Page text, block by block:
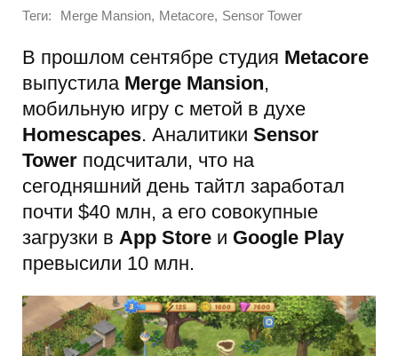
Теги: Merge Mansion, Metacore, Sensor Tower
В прошлом сентябре студия Metacore
выпустила Merge Mansion,
мобильную игру с метой в духе
Homescapes. Аналитики Sensor
Tower подсчитали, что на
сегодняшний день тайтл заработал
почти $40 млн, а его совокупные
загрузки в App Store и Google Play
превысили 10 млн.